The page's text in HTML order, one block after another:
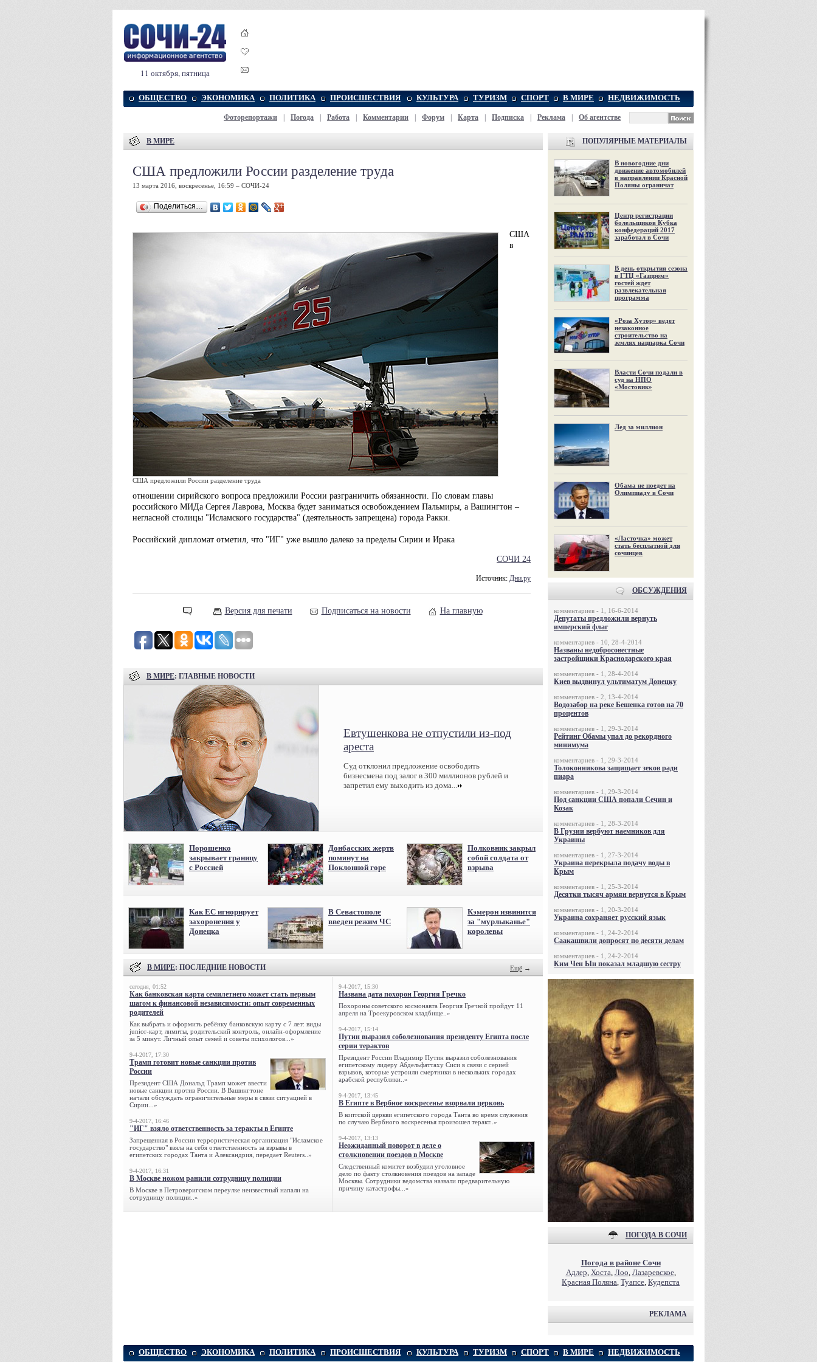
11 октября, пятница
ОБЩЕСТВО ЭКОНОМИКА ПОЛИТИКА ПРОИСШЕСТВИЯ КУЛЬТУРА ТУРИЗМ СПОРТ В МИРЕ НЕДВИЖИМОСТЬ
Фоторепортажи Погода Работа Комментарии Форум Карта Подписка Реклама Об агентстве
В МИРЕ
США предложили России разделение труда
13 марта 2016, воскресенье, 16:59 – СОЧИ-24
Поделиться…
США предложили России разделение труда
США
в
отношении сирийского вопроса предложили России разграничить обязанности. По словам главы
российского МИДа Сергея Лаврова, Москва будет заниматься освобождением Пальмиры, а Вашингтон –
негласной столицы "Исламского государства" (деятельность запрещена) города Ракки.
Российский дипломат отметил, что "ИГ" уже вышло далеко за пределы Сирии и Ирака
СОЧИ 24
Источник: Дни.ру
Версия для печати Подписаться на новости На главную
В МИРЕ: ГЛАВНЫЕ НОВОСТИ
Евтушенкова не отпустили из-под
ареста
Суд отклонил предложение освободить
бизнесмена под залог в 300 миллионов рублей и
запретил ему выходить из дома...
Порошенко
закрывает границу
с Россией
Донбасских жертв
помянут на
Поклонной горе
Полковник закрыл
собой солдата от
взрыва
Как ЕС игнорирует
захоронения у
Донецка
В Севастополе
введен режим ЧС
Кэмерон извинится
за "мурлыканье"
королевы
В МИРЕ: ПОСЛЕДНИЕ НОВОСТИ Ещё →
сегодня, 01:52
Как банковская карта семилетнего может стать первым
шагом к финансовой независимости: опыт современных
родителей
Как выбрать и оформить ребёнку банковскую карту с 7 лет: виды
junior-карт, лимиты, родительский контроль, онлайн-оформление
за 5 минут. Личный опыт семей и советы психологов...»
9-4-2017, 17:30
Трамп готовит новые санкции против
России
Президент США Дональд Трамп может ввести
новые санкции против России. В Вашингтоне
начали обсуждать ограничительные меры в связи ситуацией в
Сирии...»
9-4-2017, 16:46
"ИГ" взяло ответственность за теракты в Египте
Запрещенная в России террористическая организация "Исламское
государство" взяла на себя ответственность за взрывы в
египетских городах Танта и Александрия, передает Reuters..»
9-4-2017, 16:31
В Москве ножом ранили сотрудницу полиции
В Москве в Петроверигском переулке неизвестный напали на
сотрудницу полиции..»
9-4-2017, 15:30
Названа дата похорон Георгия Гречко
Похороны советского космонавта Георгия Гречкой пройдут 11
апреля на Троекуровском кладбище..»
9-4-2017, 15:14
Путин выразил соболезнования президенту Египта после
серии терактов
Президент России Владимир Путин выразил соболезнования
египетскому лидеру Абдельфаттаху Сиси в связи с серией
взрывов, которые устроили смертники в нескольких городах
арабской республики..»
9-4-2017, 13:45
В Египте в Вербное воскресенье взорвали церковь
В коптской церкви египетского города Танта во время служения
по случаю Вербного воскресенья произошел теракт..»
9-4-2017, 13:13
Неожиданный поворот в деле о
столкновении поездов в Москве
Следственный комитет возбудил уголовное
дело по факту столкновения поездов на западе
Москвы. Сотрудники ведомства назвали предварительную
причину катастрофы...»
ПОПУЛЯРНЫЕ МАТЕРИАЛЫ
В новогодние дни
движение автомобилей
в направлении Красной
Поляны ограничат
Центр регистрации
болельщиков Кубка
конфедераций 2017
заработал в Сочи
В день открытия сезона
в ГТЦ «Газпром»
гостей ждет
развлекательная
программа
«Роза Хутор» ведет
незаконное
строительство на
землях нацпарка Сочи
Власти Сочи подали в
суд на НПО
«Мостовик»
Лед за миллион
Обама не поедет на
Олимпиаду в Сочи
«Ласточка» может
стать бесплатной для
сочинцев
ОБСУЖДЕНИЯ
комментариев - 1, 16-6-2014
Депутаты предложили вернуть
имперский флаг
комментариев - 10, 28-4-2014
Названы недобросовестные
застройщики Краснодарского края
комментариев - 1, 28-4-2014
Киев выдвинул ультиматум Донецку
комментариев - 2, 13-4-2014
Водозабор на реке Бешенка готов на 70
процентов
комментариев - 1, 29-3-2014
Рейтинг Обамы упал до рекордного
минимума
комментариев - 1, 29-3-2014
Толоконникова защищает зеков ради
пиара
комментариев - 1, 29-3-2014
Под санкции США попали Сечин и
Козак
комментариев - 1, 28-3-2014
В Грузии вербуют наемников для
Украины
комментариев - 1, 27-3-2014
Украина перекрыла подачу воды в
Крым
комментариев - 1, 25-3-2014
Десятки тысяч армян вернутся в Крым
комментариев - 1, 20-3-2014
Украина сохраняет русский язык
комментариев - 1, 24-2-2014
Саакашвили допросят по десяти делам
комментариев - 1, 24-2-2014
Ким Чен Ын показал младшую сестру
ПОГОДА В СОЧИ
Погода в районе Сочи
Адлер, Хоста, Лоо, Лазаревское,
Красная Поляна, Туапсе, Кудепста
РЕКЛАМА
ОБЩЕСТВО ЭКОНОМИКА ПОЛИТИКА ПРОИСШЕСТВИЯ КУЛЬТУРА ТУРИЗМ СПОРТ В МИРЕ НЕДВИЖИМОСТЬ